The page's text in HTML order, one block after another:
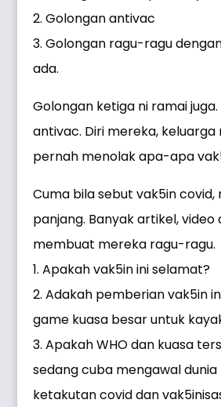
2. Golongan antivac
3. Golongan ragu-ragu
ada.
Golongan ketiga ni ramai
antivac. Diri mereka,
pernah menolak apa-apa
Cuma bila sebut vak5in
panjang. Banyak artikel,
membuat mereka ragu-ragu.
1. Apakah vak5in ini selamat?
2. Adakah pemberian vak5in
game kuasa besar untuk
3. Apakah WHO dan kuasa
sedang cuba mengawal dunia
ketakutan covid dan